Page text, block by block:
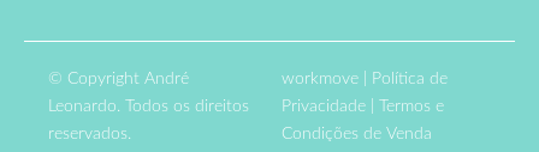
© Copyright André
Leonardo. Todos os direitos
reservados.
workmove
Política de
Privacidade
Termos e
Condições de Venda